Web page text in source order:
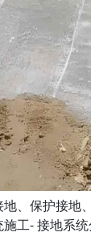
、保护接地
工- 接地系统